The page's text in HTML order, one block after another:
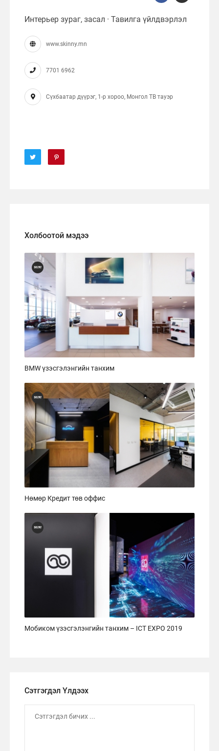
Интерьер зураг, засал · Тавилга үйлдвэрлэл
www.skinny.mn
7701 6962
Сүхбаатар дүүрэг, 1-р хороо, Монгол ТВ тауэр
Холбоотой мэдээ
BMW үзэсгэлэнгийн танхим
Нөмөр Кредит төв оффис
Мобиком үзэсгэлэнгийн танхим – ICT EXPO 2019
Сэтгэгдэл Үлдээх